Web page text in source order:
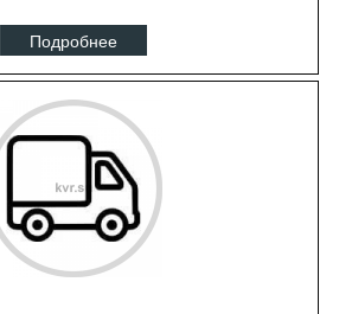
Подробнее